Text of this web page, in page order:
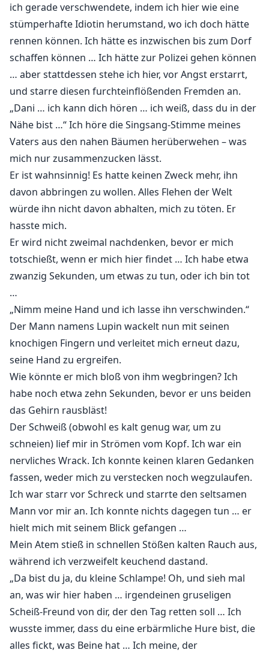
ich gerade verschwendete, indem ich hier wie eine
stümperhafte Idiotin herumstand, wo ich doch hätte
rennen können. Ich hätte es inzwischen bis zum Dorf
schaffen können … Ich hätte zur Polizei gehen können
… aber stattdessen stehe ich hier, vor Angst erstarrt,
und starre diesen furchteinflößenden Fremden an.
„Dani … ich kann dich hören … ich weiß, dass du in der
Nähe bist …“ Ich höre die Singsang-Stimme meines
Vaters aus den nahen Bäumen herüberwehen – was
mich nur zusammenzucken lässt.
Er ist wahnsinnig! Es hatte keinen Zweck mehr, ihn
davon abbringen zu wollen. Alles Flehen der Welt
würde ihn nicht davon abhalten, mich zu töten. Er
hasste mich.
Er wird nicht zweimal nachdenken, bevor er mich
totschießt, wenn er mich hier findet … Ich habe etwa
zwanzig Sekunden, um etwas zu tun, oder ich bin tot
…
„Nimm meine Hand und ich lasse ihn verschwinden.“
Der Mann namens Lupin wackelt nun mit seinen
knochigen Fingern und verleitet mich erneut dazu,
seine Hand zu ergreifen.
Wie könnte er mich bloß von ihm wegbringen? Ich
habe noch etwa zehn Sekunden, bevor er uns beiden
das Gehirn rausbläst!
Der Schweiß (obwohl es kalt genug war, um zu
schneien) lief mir in Strömen vom Kopf. Ich war ein
nervliches Wrack. Ich konnte keinen klaren Gedanken
fassen, weder mich zu verstecken noch wegzulaufen.
Ich war starr vor Schreck und starrte den seltsamen
Mann vor mir an. Ich konnte nichts dagegen tun … er
hielt mich mit seinem Blick gefangen …
Mein Atem stieß in schnellen Stößen kalten Rauch aus,
während ich verzweifelt keuchend dastand.
„Da bist du ja, du kleine Schlampe! Oh, und sieh mal
an, was wir hier haben … irgendeinen gruseligen
Scheiß-Freund von dir, der den Tag retten soll … Ich
wusste immer, dass du eine erbärmliche Hure bist, die
alles fickt, was Beine hat … Ich meine, der